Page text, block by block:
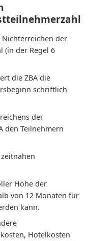
Nichterreichen der
(in der Regel 6
die ZBA die
schriftlich
der
den Teilnehmern
Höhe der
von 12 Monaten für
kann.
Hotelkosten